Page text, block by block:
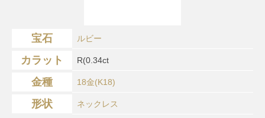
宝石 ルビー
カラット R(0.34ct
金種 18金(K18)
形状 ネックレス